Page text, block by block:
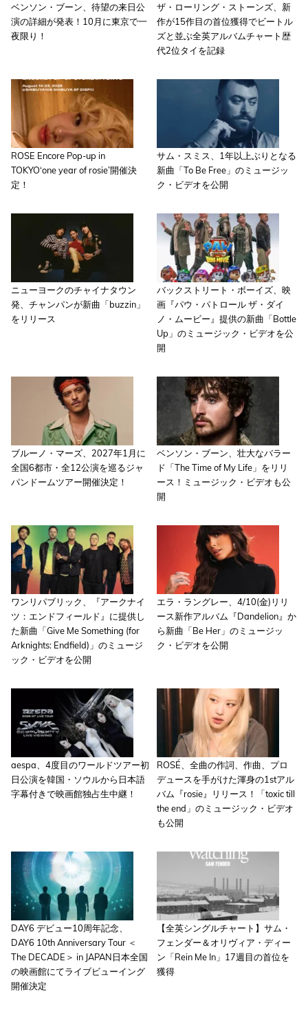
ベンソン・ブーン、待望の来日公
演の詳細が発表！10月に東京で一
夜限り！
ザ・ローリング・ストーンズ、新
作が15作目の首位獲得でビートル
ズと並ぶ全英アルバムチャート歴
代2位タイを記録
ROSE Encore Pop-up in
TOKYO‘one year of rosie’開催決
定！
サム・スミス、1年以上ぶりとなる
新曲「To Be Free」のミュージッ
ク・ビデオを公開
ニューヨークのチャイナタウン
発、チャンパンが新曲「buzzin」
をリリース
バックストリート・ボーイズ、映
画『パウ・パトロール ザ・ダイ
ノ・ムービー』提供の新曲「Bottle
Up」のミュージック・ビデオを公
開
ブルーノ・マーズ、2027年1月に
全国6都市・全12公演を巡るジャ
パンドームツアー開催決定！
ベンソン・ブーン、壮大なバラー
ド「The Time of My Life」をリリ
ース！ミュージック・ビデオも公
開
ワンリパブリック、『アークナイ
ツ：エンドフィールド』に提供し
た新曲「Give Me Something (for
Arknights: Endfield)」のミュージ
ック・ビデオを公開
エラ・ラングレー、4/10(金)リリ
ース新作アルバム『Dandelion』か
ら新曲「Be Her」のミュージッ
ク・ビデオを公開
aespa、4度目のワールドツアー初
日公演を韓国・ソウルから日本語
字幕付きで映画館独占生中継！
ROSÉ、全曲の作詞、作曲、プロ
デュースを手がけた渾身の1stアル
バム『rosie』リリース！「toxic till
the end」のミュージック・ビデオ
も公開
DAY6 デビュー10周年記念、
DAY6 10th Anniversary Tour ＜
The DECADE＞ in JAPAN日本全国
の映画館にてライブビューイング
開催決定
【全英シングルチャート】サム・
フェンダー＆オリヴィア・ディー
ン「Rein Me In」17週目の首位を
獲得